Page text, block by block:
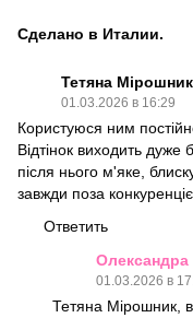
Сделано в Италии.
Тетяна Мірошник
01.03.2026 в 16:29
Користуюся ним
Відтінок виходить
після нього м'яке,
завжди поза
Ответить
Олександра
01.03.2026 в
Тетяна Мірошник,